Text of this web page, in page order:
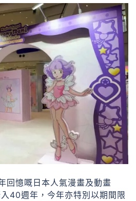
回憶嘅日本人氣漫畫及動畫
40週年，今年亦特別以期間限